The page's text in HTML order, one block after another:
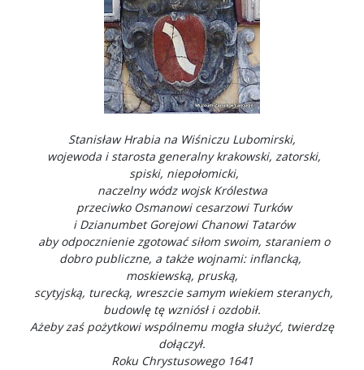
Stanisław Hrabia na Wiśniczu Lubomirski,
wojewoda i starosta generalny krakowski, zatorski,
spiski, niepołomicki,
naczelny wódz wojsk Królestwa
przeciwko Osmanowi cesarzowi Turków
i Dzianumbet Gorejowi Chanowi Tatarów
aby odpocznienie zgotować siłom swoim, staraniem o
dobro publiczne, a także wojnami: inflancką,
moskiewską, pruską,
scytyjską, turecką, wreszcie samym wiekiem steranych,
budowlę tę wzniósł i ozdobił.
Ażeby zaś pożytkowi wspólnemu mogła służyć, twierdzę
dołączył.
Roku Chrystusowego 1641